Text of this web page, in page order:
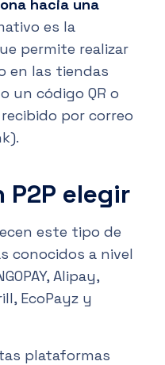
hacia una
es la
permite realizar
en las tiendas
un código QR o
por correo
P2P elegir
este tipo de
conocidos a nivel
Alipay,
EcoPayz y
plataformas